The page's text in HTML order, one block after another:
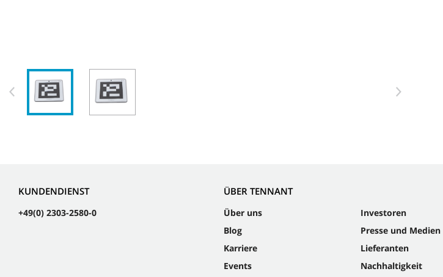
KUNDENDIENST
+49(0) 2303-2580-0
ÜBER TENNANT
Über uns
Blog
Karriere
Events
Investoren
Presse und Medien
Lieferanten
Nachhaltigkeit